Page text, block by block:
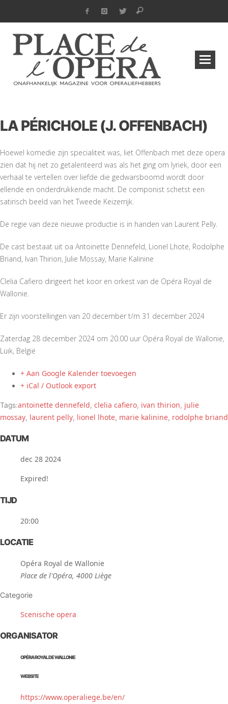
LA PÉRICHOLE (J. OFFENBACH)
Hoewel komedie zijn specialiteit was, liet Offenbach met deze opera
zien dat hij net zo getalenteerd was als het ging om lyriek, door een
verhaal te vertellen over liefde die gedwarsboomd wordt door
ellende en onderdrukkende macht. De componist schetst een
satirisch beeld van het Tweede Keizerrijk.
De regie van deze nieuwe productie is in handen van Laurent Pelly.
De cast bestaat uit oa Antoinette Dennefeld, Lionel Lhote, Rodolphe
Briand, Ivan Thirion, Julie Mossay, Marie Kalinine
Clelia Cafiero dirigeert het koor en orkest van de Opéra Royal de
Wallonie.
Er zijn voorstellingen van 20 december t/m 31 december 2024
Zaterdag 28 december 2024 om 20.00 uur Opéra Royal de Wallonie,
Luik, België
+ Aan Google Kalender toevoegen
+ iCal / Outlook export
Tags:antoinette dennefeld, clelia cafiero, ivan thirion, julie
mossay, laurent pelly, lionel lhote, marie kalinine, rodolphe briand
DATUM
dec 28 2024
Expired!
TIJD
20:00
LOCATIE
Opéra Royal de Wallonie
Place de l'Opéra, 4000 Liège
Categorie
Scenische opera
ORGANISATOR
OPÉRA ROYAL DE WALLONIE
WEBSITE
https://www.operaliege.be/en/